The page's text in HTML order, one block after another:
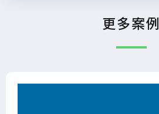
更多案例